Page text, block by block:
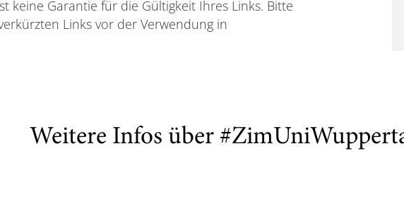
keine Garantie für die Gültigkeit Ihres Links. Bitte
Links vor der Verwendung in
Weitere Infos über